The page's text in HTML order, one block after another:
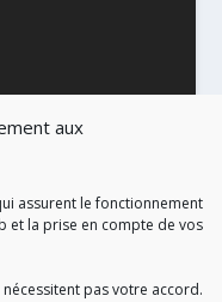
aux
assurent le fonctionnement
et la prise en compte de vos
pas votre accord.